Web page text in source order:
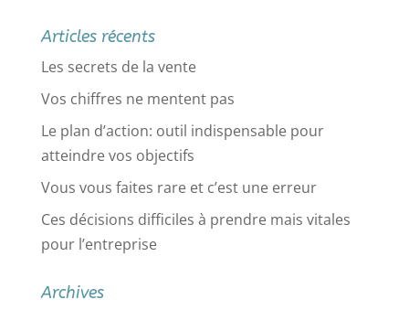
Articles récents
Les secrets de la vente
Vos chiffres ne mentent pas
Le plan d’action: outil indispensable pour
atteindre vos objectifs
Vous vous faites rare et c’est une erreur
Ces décisions difficiles à prendre mais vitales
pour l’entreprise
Archives